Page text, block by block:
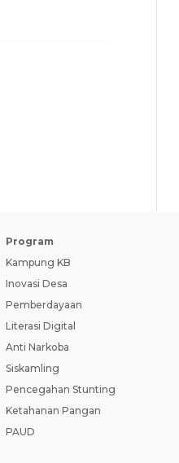
Program
Kampung KB
Inovasi Desa
Pemberdayaan
Literasi Digital
Anti Narkoba
Siskamling
Pencegahan Stunting
Ketahanan Pangan
PAUD